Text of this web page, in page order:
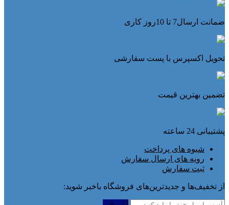
ضمانت ارسال7 تا 10روز کاری
تحویل اکسپرس با پست سفارشی
تضمین بهترین قیمت
پشتیبانی 24 ساعته
شیوه های پرداخت
رویه های ارسال سفارش
ثبت سفارش
از تخفیف‌ها و جدیدترین‌های فروشگاه باخبر شوید: